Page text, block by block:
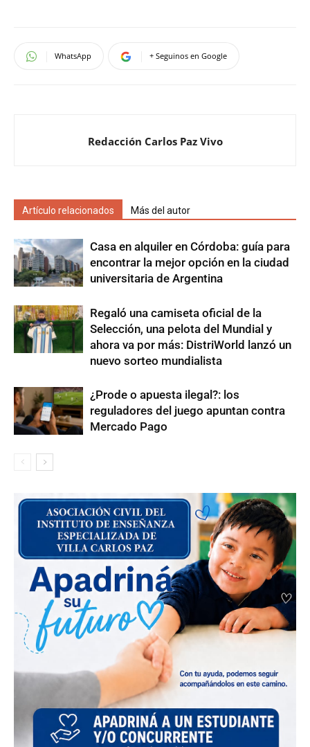
WhatsApp + Seguinos en Google
Redacción Carlos Paz Vivo
Artículo relacionados Más del autor
Casa en alquiler en Córdoba: guía para
encontrar la mejor opción en la ciudad
universitaria de Argentina
Regaló una camiseta oficial de la
Selección, una pelota del Mundial y
ahora va por más: DistriWorld lanzó un
nuevo sorteo mundialista
¿Prode o apuesta ilegal?: los
reguladores del juego apuntan contra
Mercado Pago